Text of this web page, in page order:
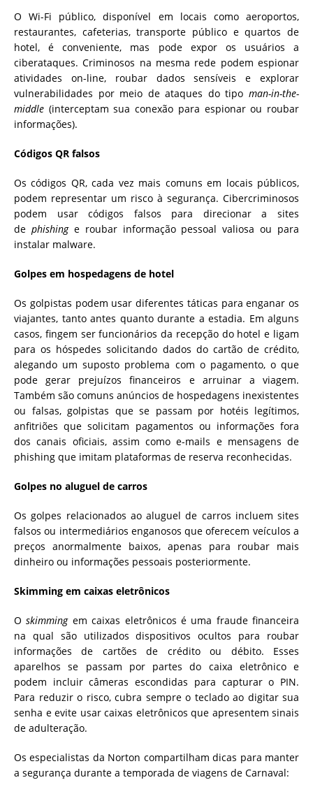
O Wi-Fi público, disponível em locais como aeroportos,
restaurantes, cafeterias, transporte público e quartos de
hotel, é conveniente, mas pode expor os usuários a
ciberataques. Criminosos na mesma rede podem espionar
atividades on-line, roubar dados sensíveis e explorar
vulnerabilidades por meio de ataques do tipo man-in-the-
middle (interceptam sua conexão para espionar ou roubar
informações).
Códigos QR falsos
Os códigos QR, cada vez mais comuns em locais públicos,
podem representar um risco à segurança. Cibercriminosos
podem usar códigos falsos para direcionar a sites
de phishinge roubar informação pessoal valiosa ou para
instalar malware.
Golpes em hospedagens de hotel
Os golpistas podem usar diferentes táticas para enganar os
viajantes, tanto antes quanto durante a estadia. Em alguns
casos, fingem ser funcionários da recepção do hotel e ligam
para os hóspedes solicitando dados do cartão de crédito,
alegando um suposto problema com o pagamento, o que
pode gerar prejuízos financeiros e arruinar a viagem.
Também são comuns anúncios de hospedagens inexistentes
ou falsas, golpistas que se passam por hotéis legítimos,
anfitriões que solicitam pagamentos ou informações fora
dos canais oficiais, assim como e-mails e mensagens de
phishing que imitam plataformas de reserva reconhecidas.
Golpes no aluguel de carros
Os golpes relacionados ao aluguel de carros incluem sites
falsos ou intermediários enganosos que oferecem veículos a
preços anormalmente baixos, apenas para roubar mais
dinheiro ou informações pessoais posteriormente.
Skimming em caixas eletrônicos
Oskimmingem caixas eletrônicos é uma fraude financeira
na qual são utilizados dispositivos ocultos para roubar
informações de cartões de crédito ou débito. Esses
aparelhos se passam por partes do caixa eletrônico e
podem incluir câmeras escondidas para capturar o PIN.
Para reduzir o risco, cubra sempre o teclado ao digitar sua
senha e evite usar caixas eletrônicos que apresentem sinais
de adulteração.
Os especialistas da Norton compartilham dicas para manter
a segurança durante a temporada de viagens de Carnaval: